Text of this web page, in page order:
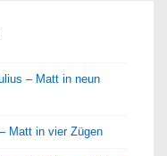
– Matt in neun
Matt in vier Zügen